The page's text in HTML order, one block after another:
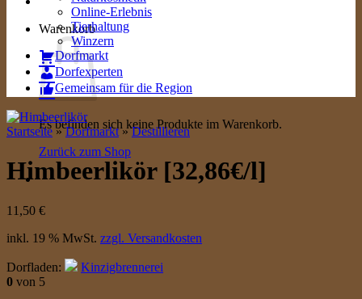
Warenkorb
Es befinden sich keine Produkte im Warenkorb.
Zurück zum Shop
Online-Erlebnis
Tierhaltung
Winzern
Dorfmarkt
Dorfexperten
Gemeinsam für die Region
Startseite » Dorfmarkt » Destillieren
Himbeerlikör [32,86€/l]
11,50 €
inkl. 19 % MwSt. zzgl. Versandkosten
Dorfladen:
Kinzigbrennerei
0 von 5